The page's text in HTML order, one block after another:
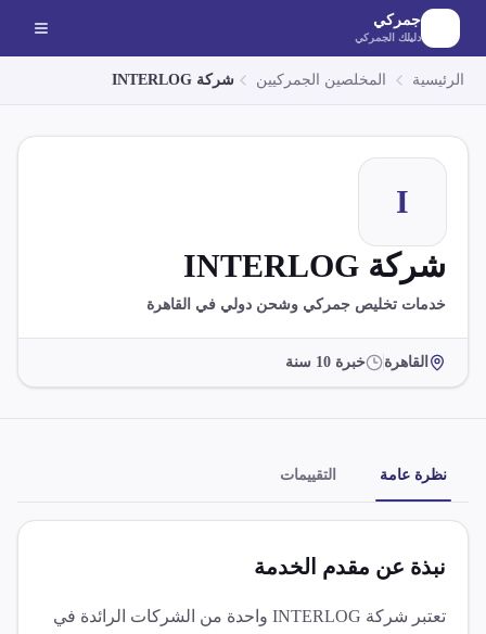
الانتقال إلى المحتوى الرئيسي
جمركي
دليلك الجمركي
الرئيسية المخلصين الجمركيين شركة INTERLOG
I
شركة INTERLOG
خدمات تخليص جمركي وشحن دولي في القاهرة
القاهرة خبرة 10 سنة
نظرة عامة التقييمات
نبذة عن مقدم الخدمة
تعتبر شركة INTERLOG واحدة من الشركات الرائدة في